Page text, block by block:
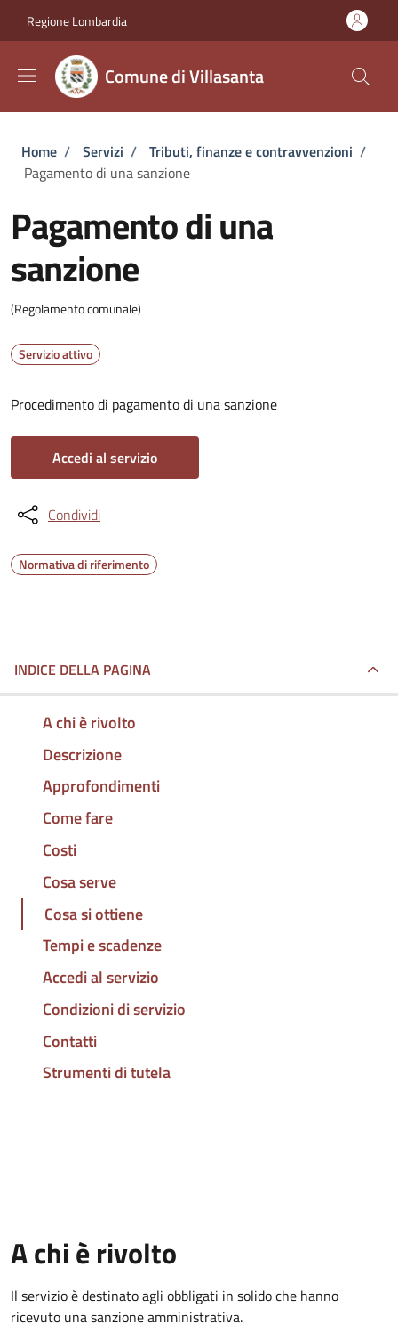
Regione Lombardia
Comune di Villasanta
Briciole di pane
Home / Servizi / Tributi, finanze e contravvenzioni /
Pagamento di una sanzione
Pagamento di una
sanzione
(Regolamento comunale)
Servizio attivo
Procedimento di pagamento di una sanzione
Accedi al servizio
Condividi
Normativa di riferimento
INDICE DELLA PAGINA
A chi è rivolto
Descrizione
Approfondimenti
Come fare
Costi
Cosa serve
Cosa si ottiene
Tempi e scadenze
Accedi al servizio
Condizioni di servizio
Contatti
Strumenti di tutela
A chi è rivolto
Il servizio è destinato agli obbligati in solido che hanno
ricevuto una sanzione amministrativa.